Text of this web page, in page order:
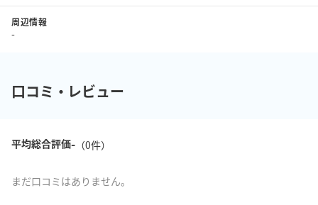
周辺情報
-
口コミ・レビュー
平均総合評価-（0件）
まだ口コミはありません。